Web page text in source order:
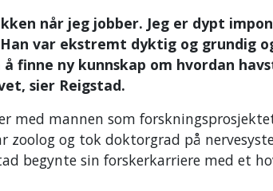
når jeg jobber. Jeg er dypt
var ekstremt dyktig og grundig
finne ny kunnskap om hvordan
sier Reigstad.
med mannen som
zoolog og tok doktorgrad på
begynte sin forskerkarriere med et